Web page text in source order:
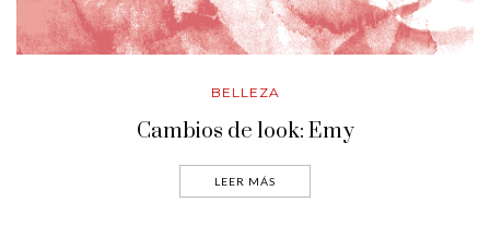
BELLEZA
Cambios de look: Emy
LEER MÁS